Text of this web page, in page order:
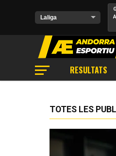
RESULTATS
TOTES LES